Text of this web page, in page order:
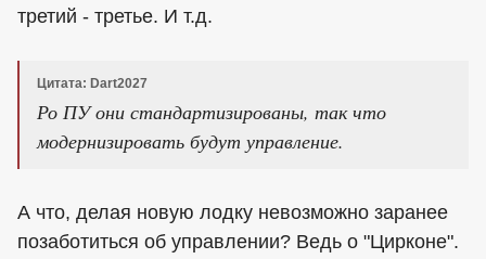
третий - третье. И т.д.
Цитата: Dart2027
Ро ПУ они стандартизированы, так что
модернизировать будут управление.
А что, делая новую лодку невозможно заранее
позаботиться об управлении? Ведь о "Цирконе".